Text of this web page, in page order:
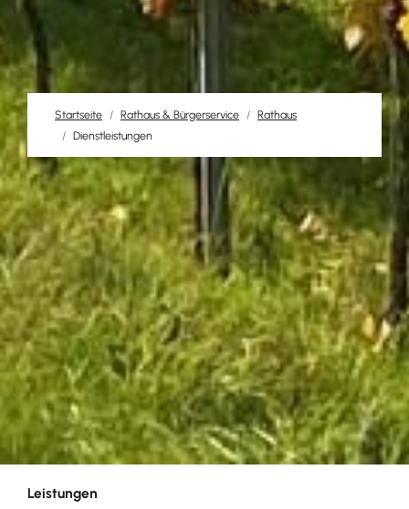
Startseite Rathaus & Bürgerservice
Rathaus
Dienstleistungen
Leistungen